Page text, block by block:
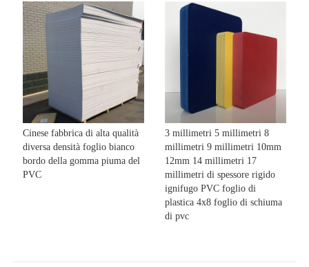
Cinese fabbrica di alta qualità
diversa densità foglio bianco
bordo della gomma piuma del
PVC
3 millimetri 5 millimetri 8
millimetri 9 millimetri 10mm
12mm 14 millimetri 17
millimetri di spessore rigido
ignifugo PVC foglio di
plastica 4x8 foglio di schiuma
di pvc